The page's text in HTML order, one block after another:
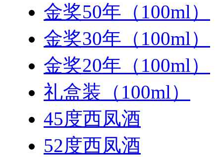
金奖50年（100ml）
金奖30年（100ml）
金奖20年（100ml）
礼盒装（100ml）
45度西凤酒
52度西凤酒